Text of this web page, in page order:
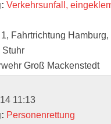
Verkehrsunfall,
Fahrtrichtung Hamburg,
Stuhr
Groß Mackenstedt
11:13
Personenrettung